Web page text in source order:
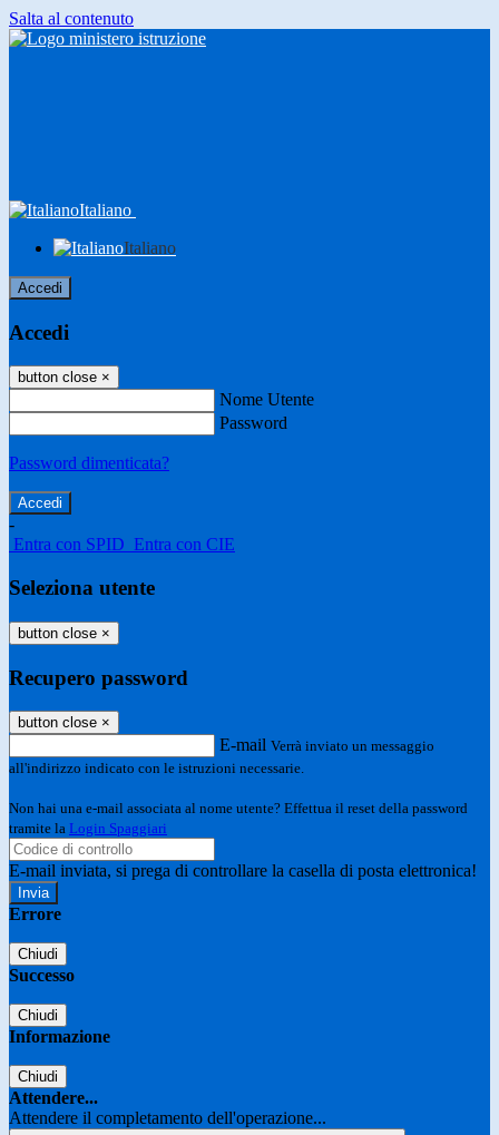
Salta al contenuto
Italiano
Italiano
Accedi
Accedi
button close ×
Nome Utente
Password
Password dimenticata?
-
Entra con SPID Entra con CIE
Seleziona utente
button close ×
Recupero password
button close ×
E-mail Verrà inviato un messaggio
all'indirizzo indicato con le istruzioni necessarie.
Non hai una e-mail associata al nome utente? Effettua il reset della password
tramite la Login Spaggiari
E-mail inviata, si prega di controllare la casella di posta elettronica!
Errore
Chiudi
Successo
Chiudi
Informazione
Chiudi
Attendere...
Attendere il completamento dell'operazione...